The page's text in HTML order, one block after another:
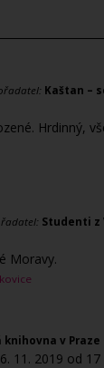
Kaštan –
Hrdinný,
Studenti z
Moravy.
knihovna v Praze
11. 2019 od 17